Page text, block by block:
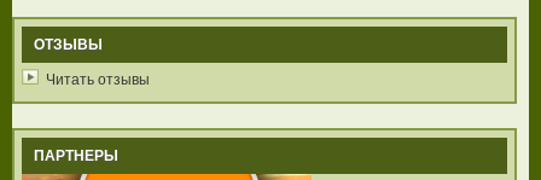
ОТЗЫВЫ
Читать отзывы
ПАРТНЕРЫ